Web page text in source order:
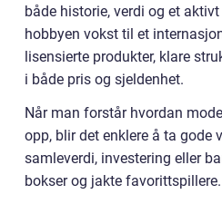
både historie, verdi og et
hobbyen vokst til et
lisensierte produkter, klare
i både pris og sjeldenhet.
Når man forstår hvordan
opp, blir det enklere å ta gode
samleverdi, investering eller
bokser og jakte favorittspillere.